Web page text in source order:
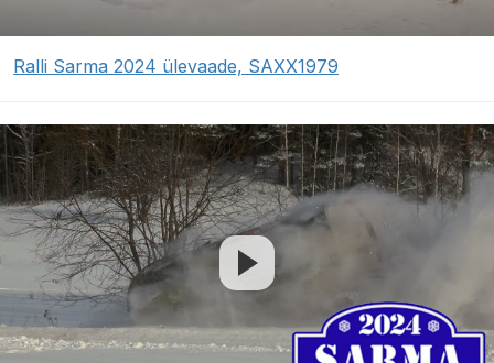
Ralli Sarma 2024 ülevaade, SAXX1979